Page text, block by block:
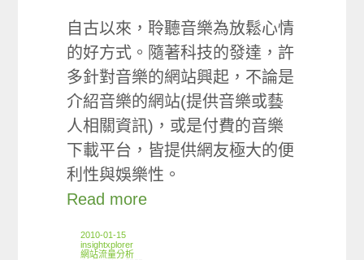
自古以來，聆聽音樂為放鬆心情
的好方式。隨著科技的發達，許
多針對音樂的網站興起，不論是
介紹音樂的網站(提供音樂或藝
人相關資訊)，或是付費的音樂
下載平台，皆提供網友極大的便
利性與娛樂性。
Read more
2010-01-15
insightxplorer
網站流量分析